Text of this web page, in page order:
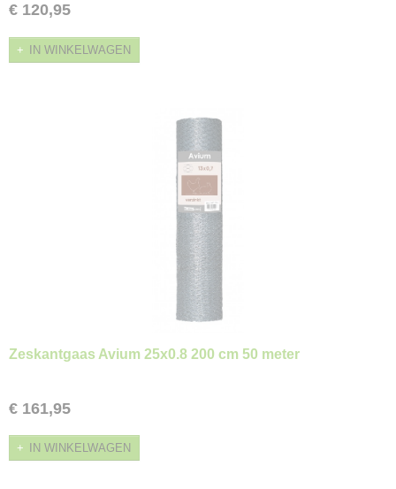
€ 120,95
IN WINKELWAGEN
Zeskantgaas Avium 25x0.8 200 cm 50 meter
€ 161,95
IN WINKELWAGEN